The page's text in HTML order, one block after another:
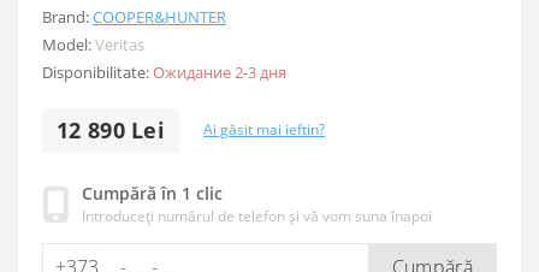
Brand:COOPER&HUNTER
Model:Veritas
Disponibilitate:Ожидание 2-3 дня
12 890 Lei Ai găsit mai ieftin?
Cumpără în 1 clic
Introduceți numărul de telefon și vă vom suna înapoi
Cumpără